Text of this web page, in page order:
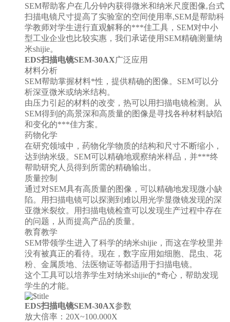
SEM帮助客户在几分钟内获得微米和纳米尺度图像,台式
扫描电镜尺寸提高了实验室的空间使用率,SEM是帮助科
学教师对学生进行直观解释的***佳工具，SEM对中小
型工业企业也比较实惠，我们承诺使用SEM精确测量纳
米shijie。
EDS扫描电镜SEM-30AX广泛应用
材料分析
SEM帮助掌握材料*性，提供精确的图像。SEM可以分
析深亚微米或纳米结构。
由压力引起的材料的改变，热可以用扫描电镜检测。从
SEM得到的高景深和高质量的图像是寻找各种材料缺陷
和变化的***佳方案。
药物化学
在研究领域中，药物化学物质的结构和尺寸不断缩小，
达到纳米级。SEM可以精确地观察纳米样品，并***终
帮助研究人员得到所需的精确输出。
质量控制
通过对SEM具有高质量的图像，可以精确地发现微小缺
陷。用扫描电镜可以探测到难以用光学显微镜发现的深
亚微米裂纹。用扫描电镜检查可以发现生产过程中存在
的问题，从而提高产品的质量。
教育教学
SEM带领学生进入了科学的纳米shijie，而这在学校里并
没有被真正的看待。现在，数字应用如细胞、昆虫、花
粉、金属质地、法医物证等都适用于扫描电镜。
这个工具可以培养学生对纳米shijie的*奇心，帮助发现
学生的才能。
EDS扫描电镜SEM-30AX参数
放大倍率：20X~100.000X